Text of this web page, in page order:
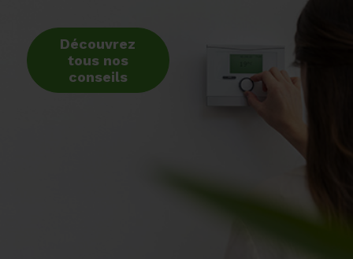
Découvrez
tous nos
conseils